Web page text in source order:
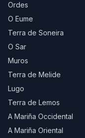
Ordes
O Eume
Terra de Soneira
O Sar
Muros
Terra de Melide
Lugo
Terra de Lemos
A Mariña Occidental
A Mariña Oriental